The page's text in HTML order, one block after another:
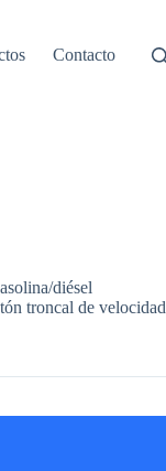
Contacto
diésel
troncal de velocidad